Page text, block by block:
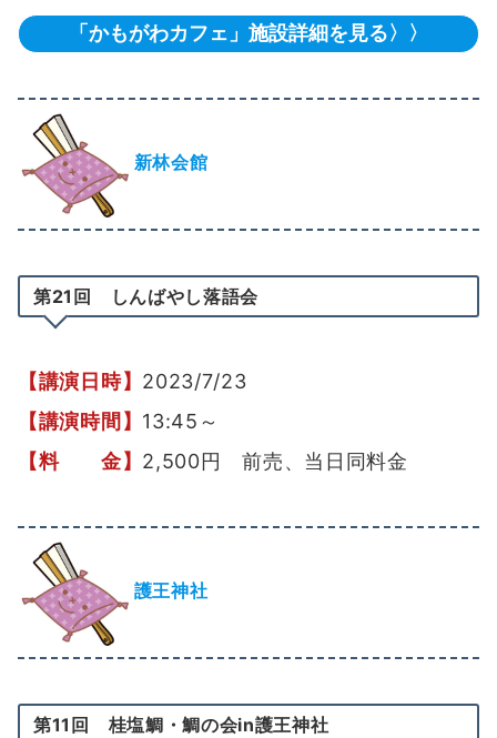
「かもがわカフェ」施設詳細を見る〉〉
新林会館
第21回 しんばやし落語会
【講演日時】 2023/7/23
【講演時間】 13:45～
【料 金】 2,500円 前売、当日同料金
護王神社
第11回 桂塩鯛・鯛の会in護王神社